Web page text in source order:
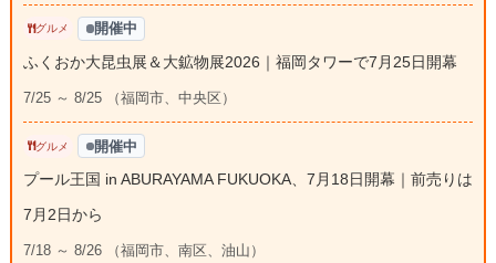
グルメ 開催中
ふくおか大昆虫展＆大鉱物展2026｜福岡タワーで7月25日開幕
7/25 ～ 8/25 （福岡市、中央区）
グルメ 開催中
プール王国 in ABURAYAMA FUKUOKA、7月18日開幕｜前売りは
7月2日から
7/18 ～ 8/26 （福岡市、南区、油山）